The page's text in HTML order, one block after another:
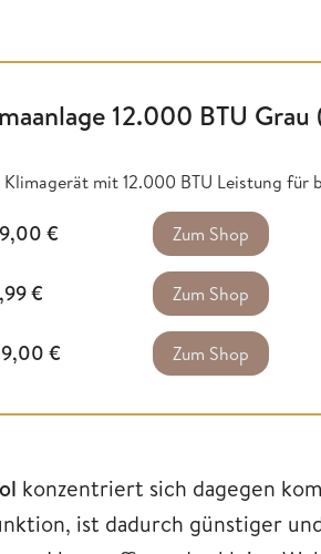
12.000 BTU Grau
mit 12.000 BTU Leistung für
€ Zum Shop
€ Zum Shop
€ Zum Shop
konzentriert sich dagegen
ist dadurch günstiger